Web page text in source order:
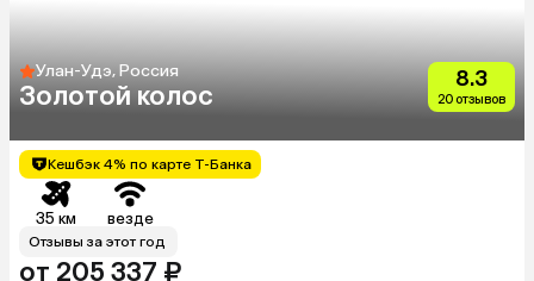
Улан-Удэ, Россия
Золотой колос
8.3
20 отзывов
Кешбэк 4% по карте Т-Банка
35 км везде
Отзывы за этот год
от 205 337 ₽